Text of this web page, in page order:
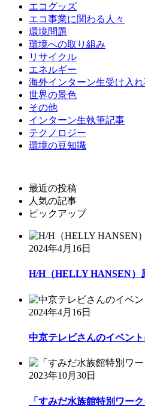
エコグッズ
エコ事業に関わる人々
環境問題
環境への取り組み
リサイクル
エネルギー
海外インターン生受け入
世界の景色
その他
インターン生執筆記事
テクノロジー
環境の豆知識
最近の投稿
人気の記事
ピックアップ
2024年4月16日
H/H（HELLY HANSEN）
2024年4月16日
中京テレビさんのイベン
2023年10月30日
「すみだ水族館特別ワー